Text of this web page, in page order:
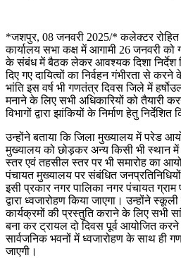
*जशपुर, 08 जनवरी 2025/* कलेक्टर रोहित
कार्यालय सभा कक्ष में आगामी 26 जनवरी
के संबंध में बैठक लेकर आवश्यक दिशा निर्देश
दिए गए दायित्वों का निर्वहन गंभीरता से
भांति इस वर्ष भी गणतंत्र दिवस जिले में
मनाने के लिए सभी अधिकारियों को तैयारी
विभागों द्वारा झांकियों के निर्माण हेतु निर्देशित
उन्होंने बताया कि जिला मुख्यालय में परेड
मुख्यालय को छोड़कर अन्य किसी भी स्थान
स्तर एवं तहसील स्तर पर भी समारोह का
पंचायत मुख्यालय पर संबंधित जनप्रतिनिधियों
इसी प्रकार नगर पालिका नगर पंचायत ग्राम
द्वारा ध्वजारोहण किया जाएगा। उन्होंने स्कूली
कार्यक्रमों की प्रस्तुति कराने के लिए सभी
बना कर ट्रायल दो दिवस पूर्व आयोजित
सार्वजनिक भवनों में ध्वजारोहण के साथ ही
जाएगी।